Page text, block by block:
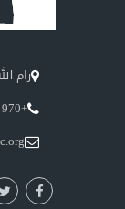
رام
+970 2 295-6146